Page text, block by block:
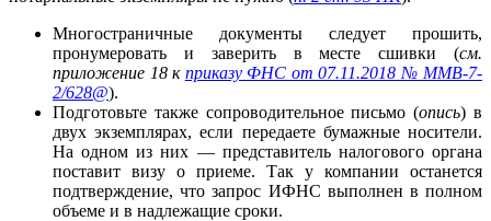
Многостраничные документы следует прошить,
пронумеровать и заверить в месте сшивки (см.
приложение 18 к приказу ФНС от 07.11.2018 № ММВ-7-
2/628@).
Подготовьте также сопроводительное письмо (опись) в
двух экземплярах, если передаете бумажные носители.
На одном из них — представитель налогового органа
поставит визу о приеме. Так у компании останется
подтверждение, что запрос ИФНС выполнен в полном
объеме и в надлежащие сроки.